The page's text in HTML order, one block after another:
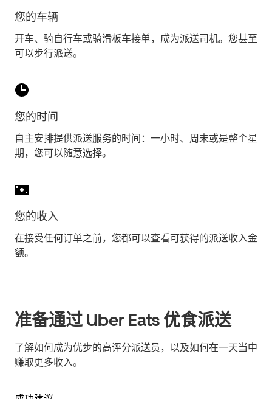
您的车辆
开车、骑自行车或骑滑板车接单，成为派送司机。您甚至
可以步行派送。
您的时间
自主安排提供派送服务的时间：一小时、周末或是整个星
期，您可以随意选择。
您的收入
在接受任何订单之前，您都可以查看可获得的派送收入金
额。
准备通过 Uber Eats 优食派送
了解如何成为优步的高评分派送员，以及如何在一天当中
赚取更多收入。